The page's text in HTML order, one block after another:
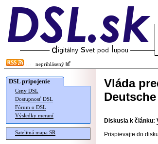
neprihlásený
DSL pripojenie
Ceny DSL
Dostupnosť DSL
Fórum o DSL
Výsledky meraní
Satelitná mapa SR
Vláda
Diskusia k článku:
Prispievajte do